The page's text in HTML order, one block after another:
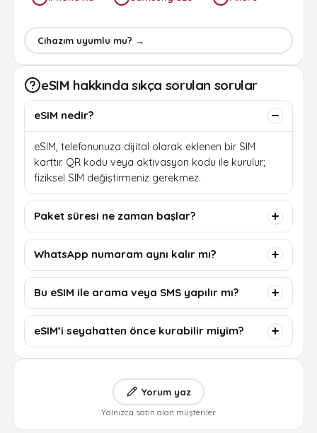
Cihazım uyumlu mu? →
eSIM hakkında sıkça sorulan sorular
eSIM nedir?
eSIM, telefonunuza dijital olarak eklenen bir SIM
karttır. QR kodu veya aktivasyon kodu ile kurulur;
fiziksel SIM değiştirmeniz gerekmez.
Paket süresi ne zaman başlar?
WhatsApp numaram aynı kalır mı?
Bu eSIM ile arama veya SMS yapılır mı?
eSIM’i seyahatten önce kurabilir miyim?
Yorum yaz
Yalnızca satın alan müşteriler